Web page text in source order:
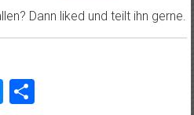
Dann liked und teilt ihn gerne.
Messenger
Teilen